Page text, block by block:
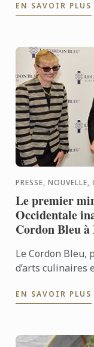
techniques de ...
EN SAVOIR PLUS
PRESSE,
Le premier
Occidentale
Cordon Bleu à
Le Cordon Bleu,
d’arts culinaires
Australie.
EN SAVOIR PLUS